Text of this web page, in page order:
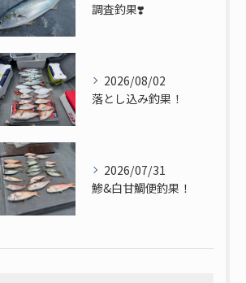
調査釣果❣️
2026/08/02
落とし込み釣果！
2026/07/31
鯵&白甘鯛便釣果！